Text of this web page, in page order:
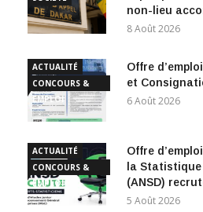
non-lieu
8 Août 2026
ACTUALITÉ
CONCOURS &
EMPLOI
Offre
et
6 Août 2026
ACTUALITÉ
CONCOURS &
EMPLOI
Offre
la
(ANSD)
5 Août 2026